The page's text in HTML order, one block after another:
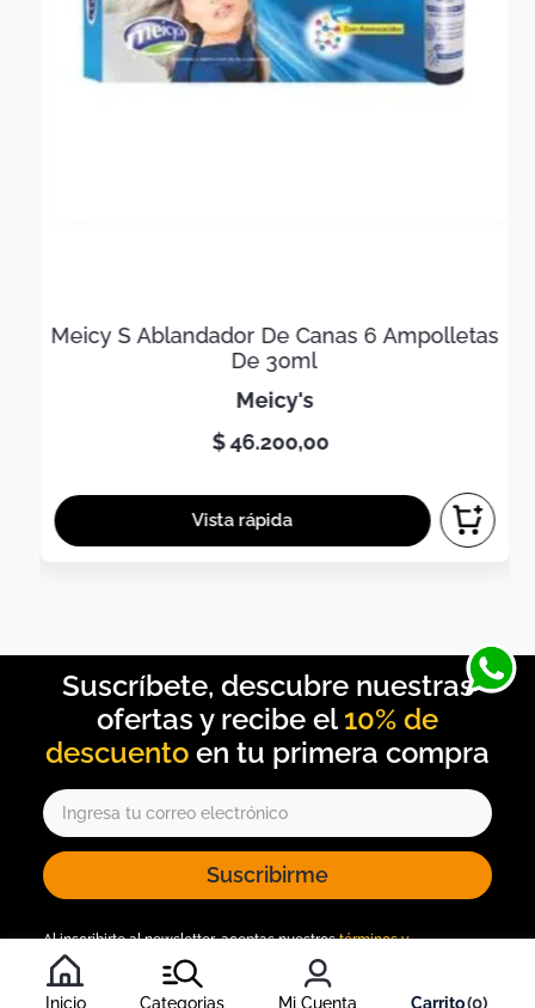
Inicio Categorias Mi Cuenta 0
Meicy S Ablandador De Canas 6 Ampolletas
De 30ml
meicy's
$46.200,00
10% de
descuento
Suscribirme
Al inscribirte al newsletter, aceptas nuestrostérminos y
condiciones
, y nuestra política de tratamiento de información